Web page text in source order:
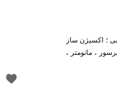
؛ اکسیژن ساز
، مانومتر ،